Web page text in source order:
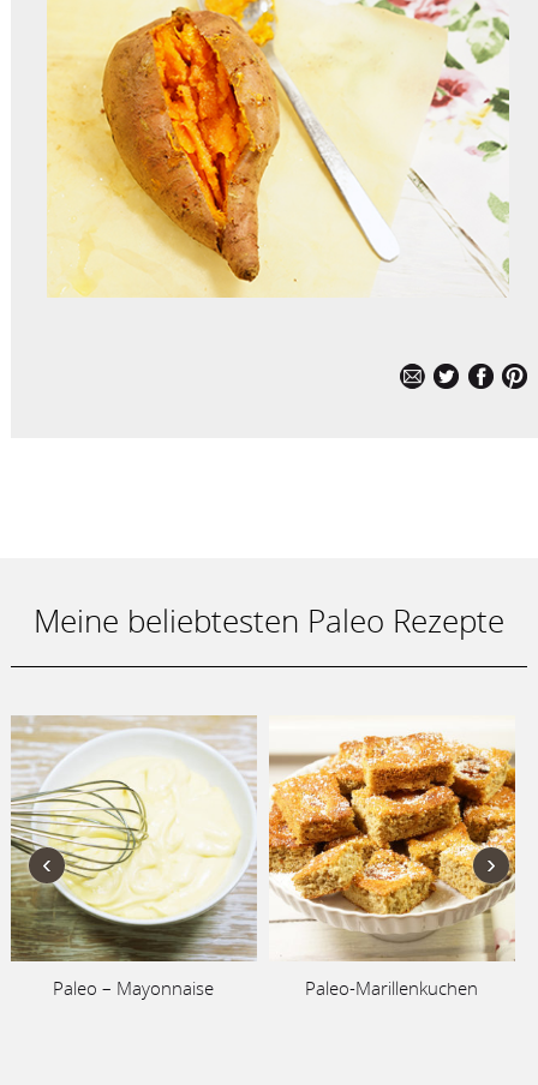
Meine beliebtesten Paleo Rezepte
Paleo – Mayonnaise Paleo-Marillenkuchen
‹ ›